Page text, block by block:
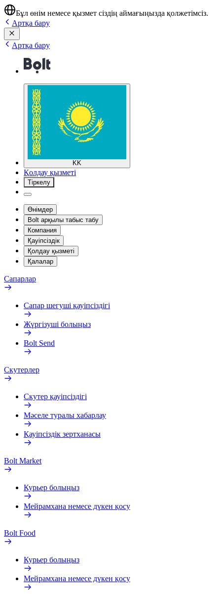
Бұл өнім немесе қызмет сіздің аймағыңызда қолжетімсіз.
Артқа бару
Артқа бару
KK
Қолдау қызметі
Тіркелу
Өнімдер
Bolt арқылы табыс табу
Компания
Қауіпсіздік
Қолдау қызметі
Қалалар
Сапарлар
Сапар шегуші қауіпсіздігі
Жүргізуші болыңыз
Bolt Send
Скутерлер
Скутер қауіпсіздігі
Мәселе туралы хабарлау
Қауіпсіздік зертханасы
Bolt Market
Курьер болыңыз
Мейрамхана немесе дүкен қосу
Bolt Food
Курьер болыңыз
Мейрамхана немесе дүкен қосу